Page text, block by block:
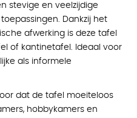
stevige en veelzijdige
Dankzij het
afwerking is deze tafel
of kantinetafel. Ideaal voor
als informele
dat de tafel moeiteloos
hobbykamers en